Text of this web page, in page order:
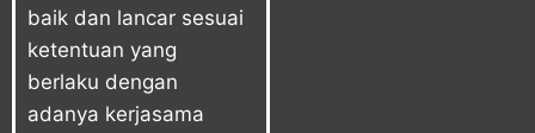
baik dan lancar sesuai
ketentuan yang
berlaku dengan
adanya kerjasama